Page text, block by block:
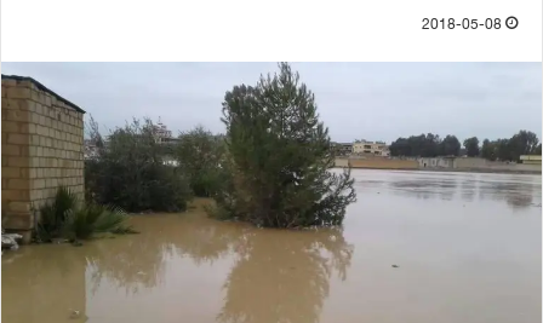
2018-05-08